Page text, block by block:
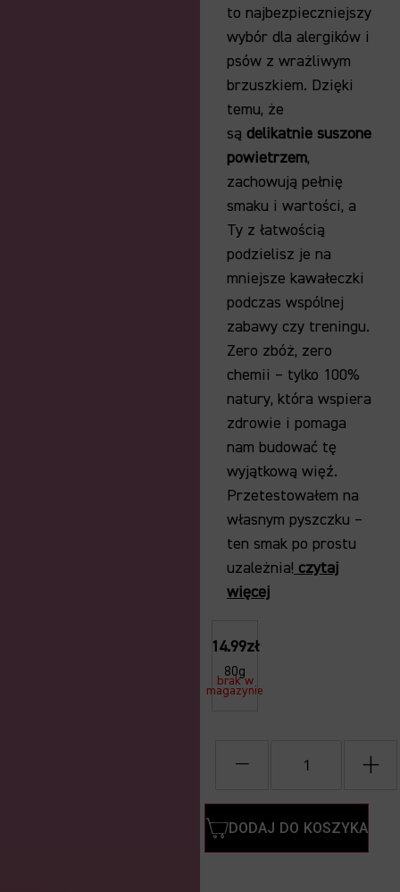
to najbezpieczniejszy
wybór dla alergików i
psów z wrażliwym
brzuszkiem. Dzięki
temu, że
są delikatnie suszone
powietrzem,
zachowują pełnię
smaku i wartości, a
Ty z łatwością
podzielisz je na
mniejsze kawałeczki
podczas wspólnej
zabawy czy treningu.
Zero zbóż, zero
chemii – tylko 100%
natury, która wspiera
zdrowie i pomaga
nam budować tę
wyjątkową więź.
Przetestowałem na
własnym pyszczku –
ten smak po prostu
uzależnia! czytaj
więcej
14.99zł
80g
brak w
magazynie
− +
DODAJ DO KOSZYKA